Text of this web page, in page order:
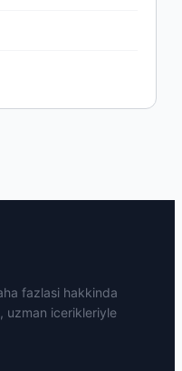
fazlasi hakkinda
uzman icerikleriyle